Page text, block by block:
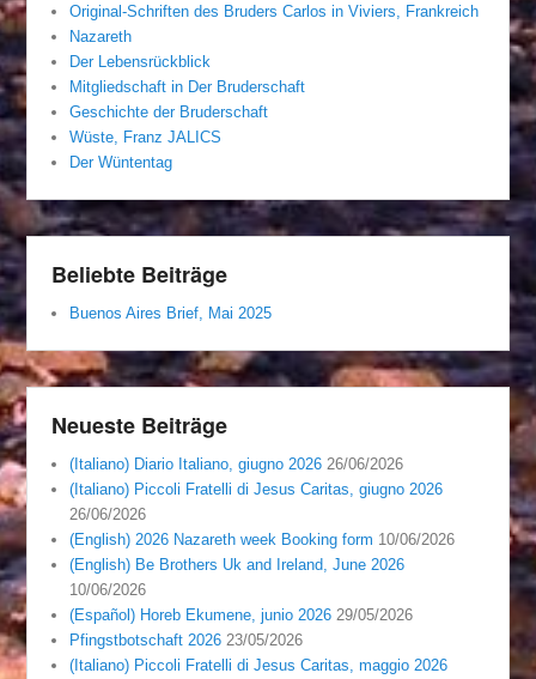
Original-Schriften des Bruders Carlos in Viviers, Frankreich
Nazareth
Der Lebensrückblick
Mitgliedschaft in Der Bruderschaft
Geschichte der Bruderschaft
Wüste, Franz JALICS
Der Wüntentag
Beliebte Beiträge
Buenos Aires Brief, Mai 2025
Neueste Beiträge
(Italiano) Diario Italiano, giugno 2026 26/06/2026
(Italiano) Piccoli Fratelli di Jesus Caritas, giugno 2026
26/06/2026
(English) 2026 Nazareth week Booking form 10/06/2026
(English) Be Brothers Uk and Ireland, June 2026
10/06/2026
(Español) Horeb Ekumene, junio 2026 29/05/2026
Pfingstbotschaft 2026 23/05/2026
(Italiano) Piccoli Fratelli di Jesus Caritas, maggio 2026